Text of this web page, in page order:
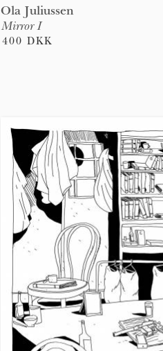
Ola Juliussen
Mirror I
400 DKK